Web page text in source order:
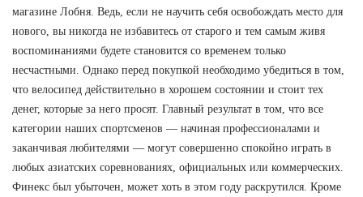
магазине Лобня. Ведь, если не научить себя освобождать место для
нового, вы никогда не избавитесь от старого и тем самым живя
воспоминаниями будете становится со временем только
несчастными. Однако перед покупкой необходимо убедиться в том,
что велосипед действительно в хорошем состоянии и стоит тех
денег, которые за него просят. Главный результат в том, что все
категории наших спортсменов — начиная профессионалами и
заканчивая любителями — могут совершенно спокойно играть в
любых азиатских соревнованиях, официальных или коммерческих.
Финекс был убыточен, может хоть в этом году раскрутился. Кроме